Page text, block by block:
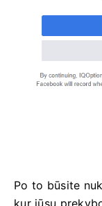
Po to būsite
kur jūsų